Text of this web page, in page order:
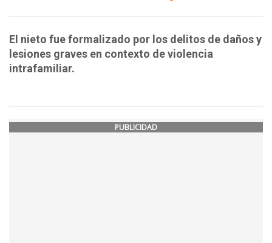
El nieto fue formalizado por los delitos de daños y
lesiones graves en contexto de violencia
intrafamiliar.
PUBLICIDAD